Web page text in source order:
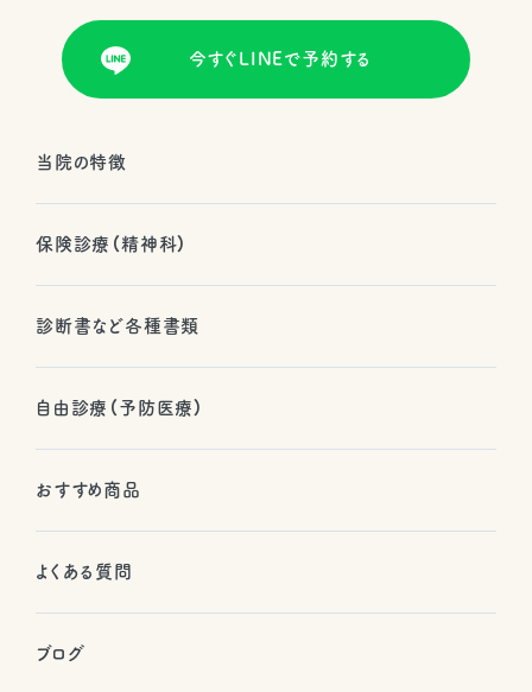
今すぐLINEで予約する
当院の特徴
保険診療（精神科）
診断書など各種書類
自由診療（予防医療）
おすすめ商品
よくある質問
ブログ